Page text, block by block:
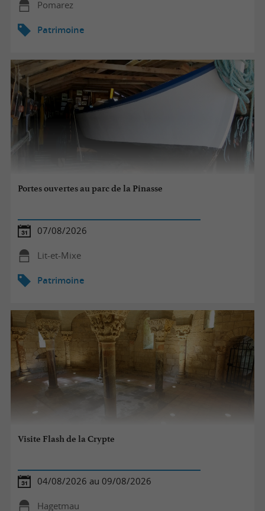
Pomarez
Patrimoine
Portes ouvertes au parc de la Pinasse
07/08/2026
Lit-et-Mixe
Patrimoine
Visite Flash de la Crypte
04/08/2026 au 09/08/2026
Hagetmau